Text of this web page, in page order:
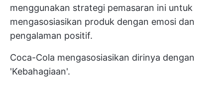
menggunakan strategi pemasaran ini untuk
mengasosiasikan produk dengan emosi dan
pengalaman positif.
Coca-Cola mengasosiasikan dirinya dengan
'Kebahagiaan'.